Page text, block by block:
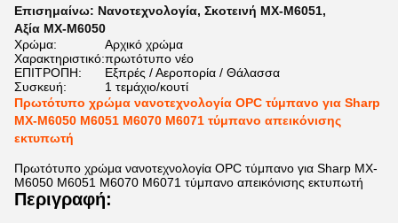
Επισημαίνω: Νανοτεχνολογία, Σκοτεινή MX-M6051,
Αξία MX-M6050
Χρώμα:
Αρχικό χρώμα
Χαρακτηριστικό:πρωτότυπο νέο
ΕΠΙΤΡΟΠΗ:
Εξπρές / Αεροπορία / Θάλασσα
Συσκευή:
1 τεμάχιο/κουτί
Πρωτότυπο χρώμα νανοτεχνολογία OPC τύμπανο για Sharp
MX-M6050 M6051 M6070 M6071 τύμπανο απεικόνισης
εκτυπωτή
Πρωτότυπο χρώμα νανοτεχνολογία OPC τύμπανο για Sharp MX-
M6050 M6051 M6070 M6071 τύμπανο απεικόνισης εκτυπωτή
Περιγραφή: